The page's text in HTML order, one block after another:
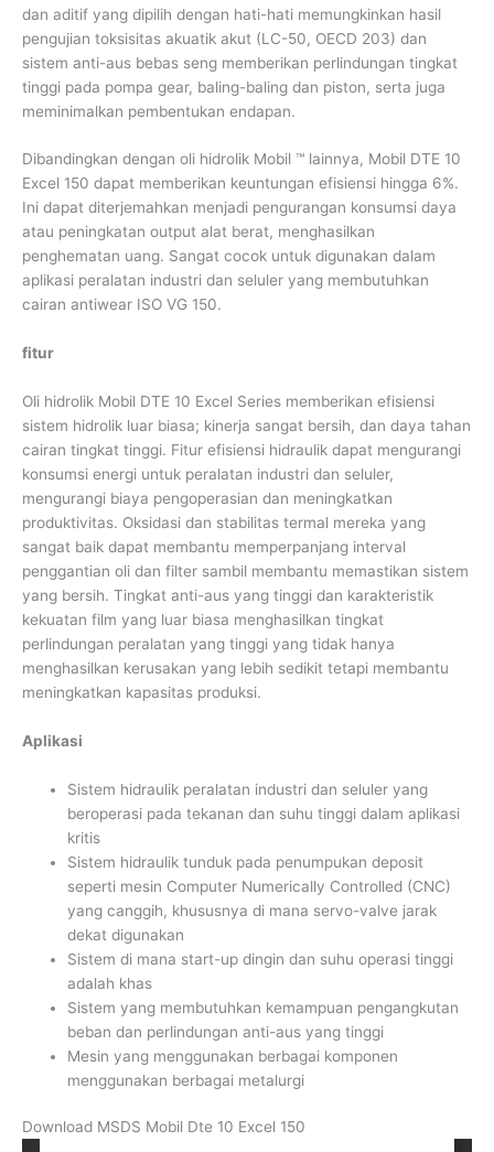
dan aditif yang dipilih dengan hati-hati memungkinkan hasil
pengujian toksisitas akuatik akut (LC-50, OECD 203) dan
sistem anti-aus bebas seng memberikan perlindungan tingkat
tinggi pada pompa gear, baling-baling dan piston, serta juga
meminimalkan pembentukan endapan.
Dibandingkan dengan oli hidrolik Mobil ™ lainnya, Mobil DTE 10
Excel 150 dapat memberikan keuntungan efisiensi hingga 6%.
Ini dapat diterjemahkan menjadi pengurangan konsumsi daya
atau peningkatan output alat berat, menghasilkan
penghematan uang. Sangat cocok untuk digunakan dalam
aplikasi peralatan industri dan seluler yang membutuhkan
cairan antiwear ISO VG 150.
fitur
Oli hidrolik Mobil DTE 10 Excel Series memberikan efisiensi
sistem hidrolik luar biasa; kinerja sangat bersih, dan daya tahan
cairan tingkat tinggi. Fitur efisiensi hidraulik dapat mengurangi
konsumsi energi untuk peralatan industri dan seluler,
mengurangi biaya pengoperasian dan meningkatkan
produktivitas. Oksidasi dan stabilitas termal mereka yang
sangat baik dapat membantu memperpanjang interval
penggantian oli dan filter sambil membantu memastikan sistem
yang bersih. Tingkat anti-aus yang tinggi dan karakteristik
kekuatan film yang luar biasa menghasilkan tingkat
perlindungan peralatan yang tinggi yang tidak hanya
menghasilkan kerusakan yang lebih sedikit tetapi membantu
meningkatkan kapasitas produksi.
Aplikasi
Sistem hidraulik peralatan industri dan seluler yang
beroperasi pada tekanan dan suhu tinggi dalam aplikasi
kritis
Sistem hidraulik tunduk pada penumpukan deposit
seperti mesin Computer Numerically Controlled (CNC)
yang canggih, khususnya di mana servo-valve jarak
dekat digunakan
Sistem di mana start-up dingin dan suhu operasi tinggi
adalah khas
Sistem yang membutuhkan kemampuan pengangkutan
beban dan perlindungan anti-aus yang tinggi
Mesin yang menggunakan berbagai komponen
menggunakan berbagai metalurgi
Download MSDS Mobil Dte 10 Excel 150